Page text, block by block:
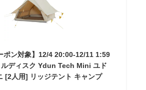
ポン対象】12/4 20:00-12/11 1:59
ディスク Ydun Tech Mini ユド
[2人用] リッジテント キャンプ